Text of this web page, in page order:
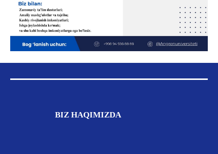
BIZ HAQIMIZDA